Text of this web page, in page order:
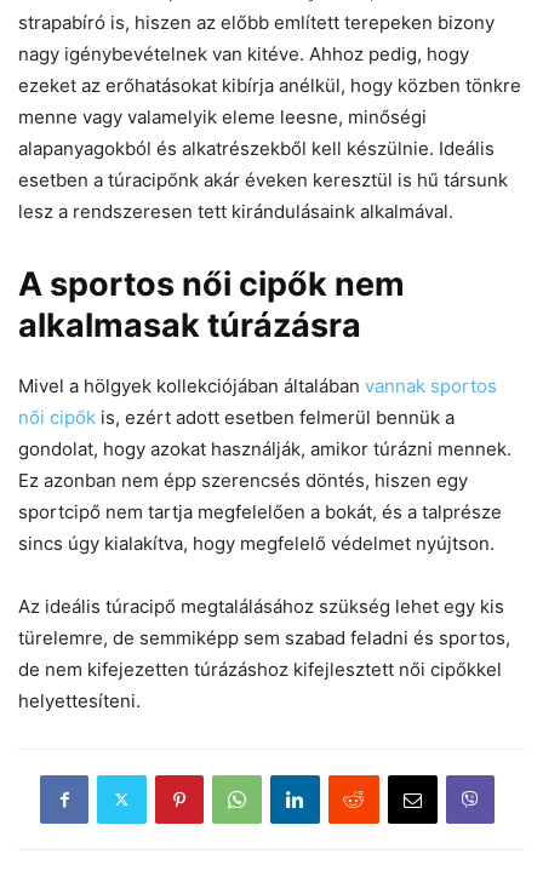
strapabíró is, hiszen az előbb említett terepeken bizony
nagy igénybevételnek van kitéve. Ahhoz pedig, hogy
ezeket az erőhatásokat kibírja anélkül, hogy közben tönkre
menne vagy valamelyik eleme leesne, minőségi
alapanyagokból és alkatrészekből kell készülnie. Ideális
esetben a túracipőnk akár éveken keresztül is hű társunk
lesz a rendszeresen tett kirándulásaink alkalmával.
A sportos női cipők nem
alkalmasak túrázásra
Mivel a hölgyek kollekciójában általában vannak sportos
női cipők is, ezért adott esetben felmerül bennük a
gondolat, hogy azokat használják, amikor túrázni mennek.
Ez azonban nem épp szerencsés döntés, hiszen egy
sportcipő nem tartja megfelelően a bokát, és a talprésze
sincs úgy kialakítva, hogy megfelelő védelmet nyújtson.
Az ideális túracipő megtalálásához szükség lehet egy kis
türelemre, de semmiképp sem szabad feladni és sportos,
de nem kifejezetten túrázáshoz kifejlesztett női cipőkkel
helyettesíteni.